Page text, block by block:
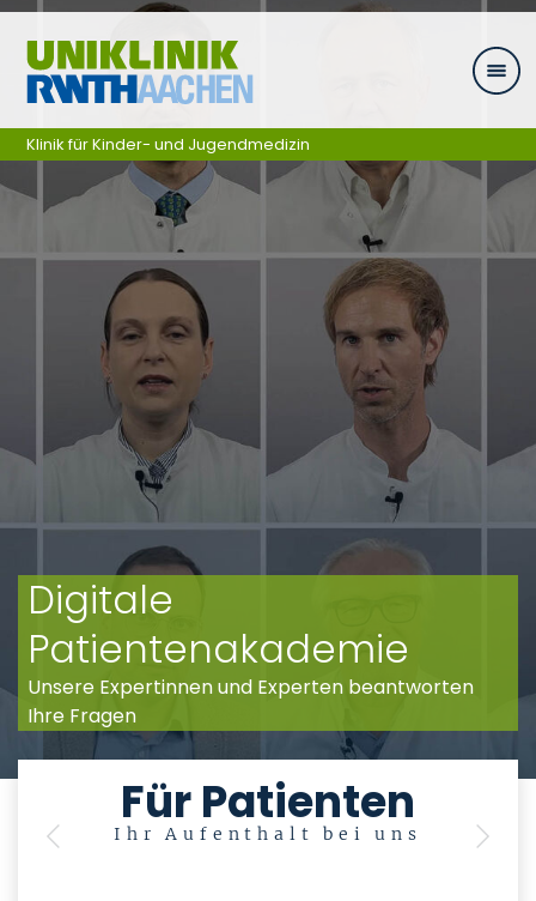
Zum Inhalt springen
Digitale
Patientenakademie
Unsere Expertinnen und Experten beantworten
Ihre Fragen
Für Patienten
Ihr Aufenthalt bei uns
Previous Next
Klinik für Kinder- und Jugendmedizin